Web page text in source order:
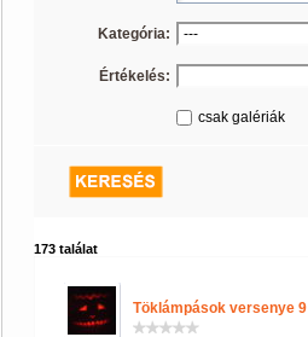
Kategória:
Értékelés:
csak galériák
173 találat
Töklámpások versenye 9